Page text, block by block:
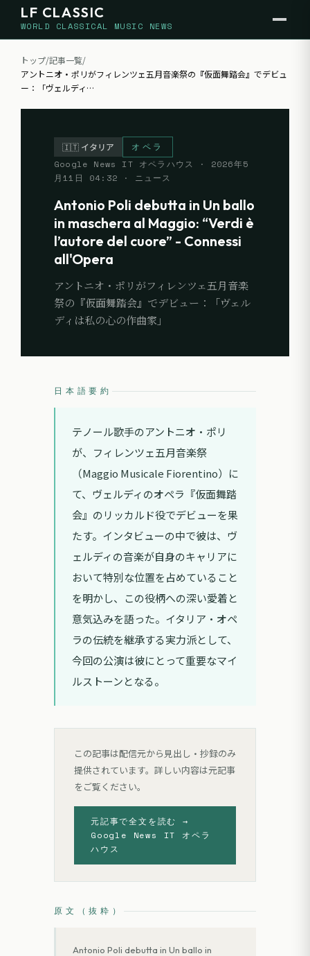
LF CLASSIC
WORLD CLASSICAL MUSIC NEWS
トップ/記事一覧/
アントニオ・ポリがフィレンツェ五月音楽祭の『仮面舞踏会』でデビュ
ー：「ヴェルディ …
🇮🇹 イタリア
オペラ
Google News IT オペラハウス
· 2026年5
月11日 04:32 · ニュース
Antonio Poli debutta in Un ballo
in maschera al Maggio: “Verdi è
l’autore del cuore” - Connessi
all'Opera
アントニオ・ポリがフィレンツェ五月音楽
祭の『仮面舞踏会』でデビュー：「ヴェル
ディは私の心の作曲家」
日本語要約
テノール歌手のアントニオ・ポリ
が、フィレンツェ五月音楽祭
（Maggio Musicale Fiorentino）に
て、ヴェルディのオペラ『仮面舞踏
会』のリッカルド役でデビューを果
たす。インタビューの中で彼は、ヴ
ェルディの音楽が自身のキャリアに
おいて特別な位置を占めていること
を明かし、この役柄への深い愛着と
意気込みを語った。イタリア・オペ
ラの伝統を継承する実力派として、
今回の公演は彼にとって重要なマイ
ルストーンとなる。
この記事は配信元から見出し・抄録のみ
提供されています。詳しい内容は元記事
をご覧ください。
元記事で全文を読む →
Google News IT オペラ
ハウス
原文（抜粋）
Antonio Poli debutta in Un ballo in